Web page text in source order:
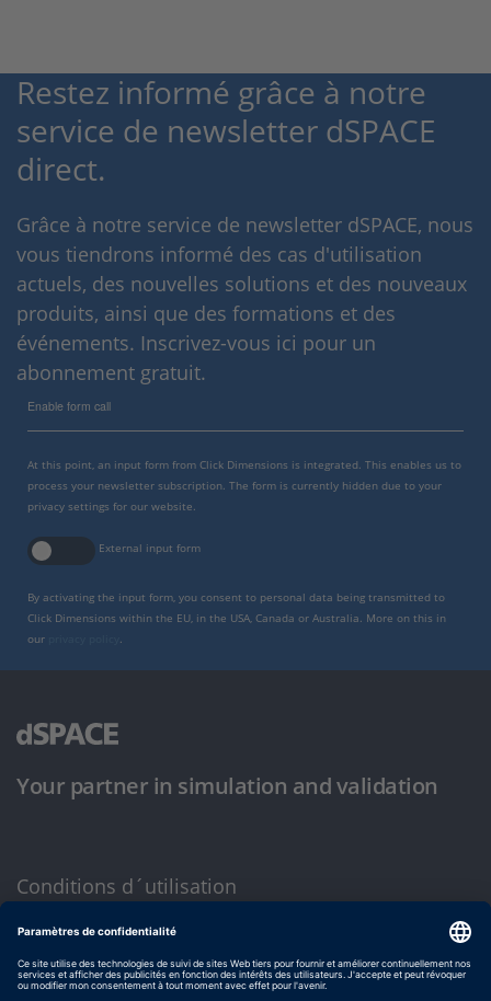
Restez informé grâce à notre
service de newsletter dSPACE
direct.
Grâce à notre service de newsletter dSPACE, nous
vous tiendrons informé des cas d'utilisation
actuels, des nouvelles solutions et des nouveaux
produits, ainsi que des formations et des
événements. Inscrivez-vous ici pour un
abonnement gratuit.
Enable form call
At this point, an input form from Click Dimensions is integrated. This enables us to
process your newsletter subscription. The form is currently hidden due to your
privacy settings for our website.
External input form
By activating the input form, you consent to personal data being transmitted to
Click Dimensions within the EU, in the USA, Canada or Australia. More on this in
our
.
Your partner in simulation and validation
Conditions d´utilisation
Politique de confidentialité
Mentions légales et conditions générales